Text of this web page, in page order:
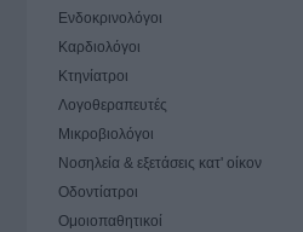
Ενδοκρινολόγοι
Καρδιολόγοι
Κτηνίατροι
Λογοθεραπευτές
Μικροβιολόγοι
Νοσηλεία & εξετάσεις κατ' οίκον
Οδοντίατροι
Ομοιοπαθητικοί